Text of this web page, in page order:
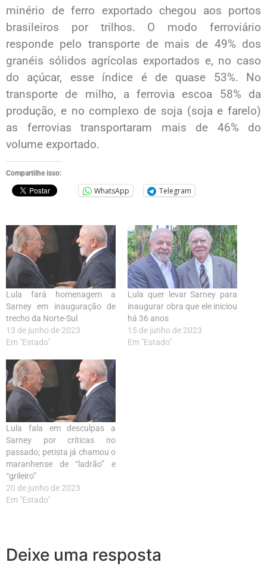
minério de ferro exportado chegou aos portos
brasileiros por trilhos. O modo ferroviário
responde pelo transporte de mais de 49% dos
granéis sólidos agrícolas exportados e, no caso
do açúcar, esse índice é de quase 53%. No
transporte de milho, a ferrovia escoa 58% da
produção, e no complexo de soja (soja e farelo)
as ferrovias transportaram mais de 46% do
volume exportado.
Compartilhe isso:
WhatsApp Telegram
Lula fará homenagem a
Sarney em inauguração de
trecho da Norte-Sul
13 de junho de 2023
Em "Estado"
Lula quer levar Sarney para
inaugurar obra que ele iniciou
há 36 anos
15 de junho de 2023
Em "Estado"
Lula fala em desculpas a
Sarney por críticas no
passado; petista já chamou o
maranhense de “ladrão” e
“grileiro”
20 de junho de 2023
Em "Estado"
Deixe uma resposta